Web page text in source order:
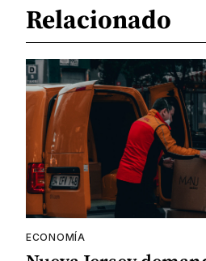
Relacionado
ECONOMÍA